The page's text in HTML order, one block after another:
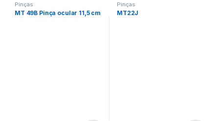
Pinças
MT 49B Pinça ocular 11,5 cm
Pinças
MT22J